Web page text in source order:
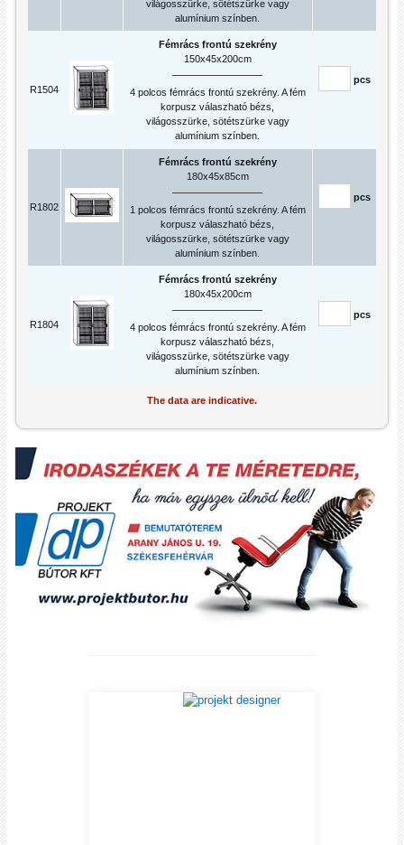
világosszürke, sötétszürke vagy
alumínium színben.
R1504
Fémrács frontú szekrény
150x45x200cm
4 polcos fémrács frontú szekrény. A fém
korpusz válaszható bézs,
világosszürke, sötétszürke vagy
alumínium színben.
pcs
R1802
Fémrács frontú szekrény
180x45x85cm
1 polcos fémrács frontú szekrény. A fém
korpusz válaszható bézs,
világosszürke, sötétszürke vagy
alumínium színben.
pcs
R1804
Fémrács frontú szekrény
180x45x200cm
4 polcos fémrács frontú szekrény. A fém
korpusz válaszható bézs,
világosszürke, sötétszürke vagy
alumínium színben.
pcs
The data are indicative.